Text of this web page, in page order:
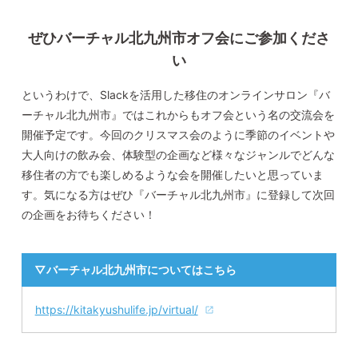
ぜひバーチャル北九州市オフ会にご参加くださ
い
というわけで、Slackを活用した移住のオンラインサロン『バ
ーチャル北九州市』ではこれからもオフ会という名の交流会を
開催予定です。今回のクリスマス会のように季節のイベントや
大人向けの飲み会、体験型の企画など様々なジャンルでどんな
移住者の方でも楽しめるような会を開催したいと思っていま
す。気になる方はぜひ『バーチャル北九州市』に登録して次回
の企画をお待ちください！
▽バーチャル北九州市についてはこちら
https://kitakyushulife.jp/virtual/